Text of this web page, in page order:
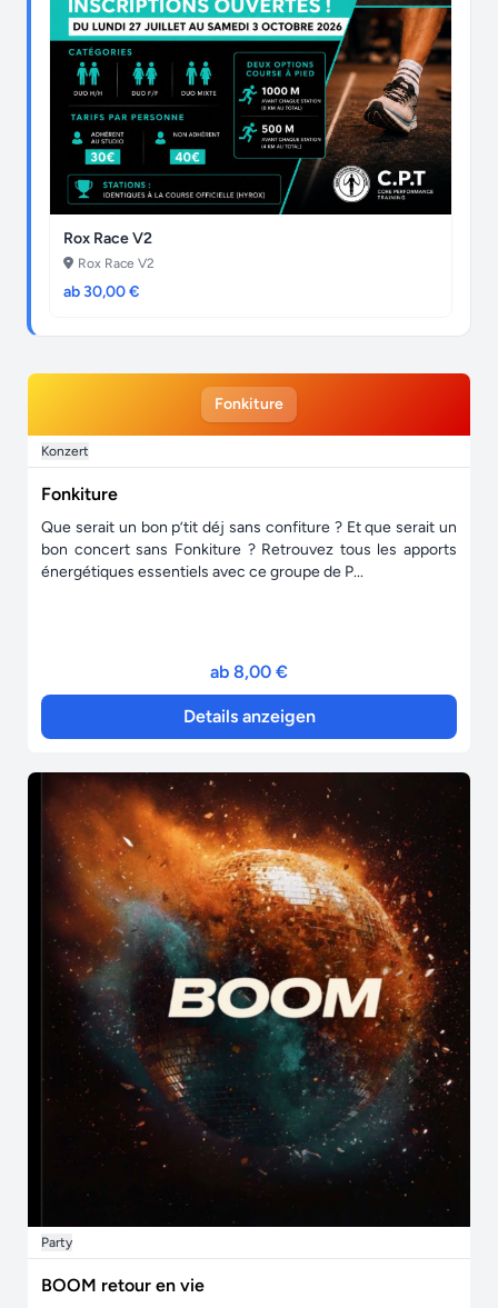
Rox Race V2
Rox Race V2
ab 30,00 €
Fonkiture
Konzert
Fonkiture
Que serait un bon p’tit déj sans confiture ? Et que serait un
bon concert sans Fonkiture ? Retrouvez tous les apports
énergétiques essentiels avec ce groupe de P...
ab 8,00 €
Details anzeigen
Party
BOOM retour en vie